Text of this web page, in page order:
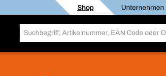
Shop Unternehmen